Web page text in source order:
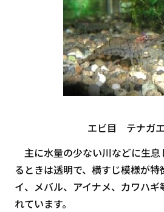
エビ目 テナガ
主に水量の少ない川などに生息
るときは透明で、横すじ模様が特
イ、メバル、アイナメ、カワハ
れています。